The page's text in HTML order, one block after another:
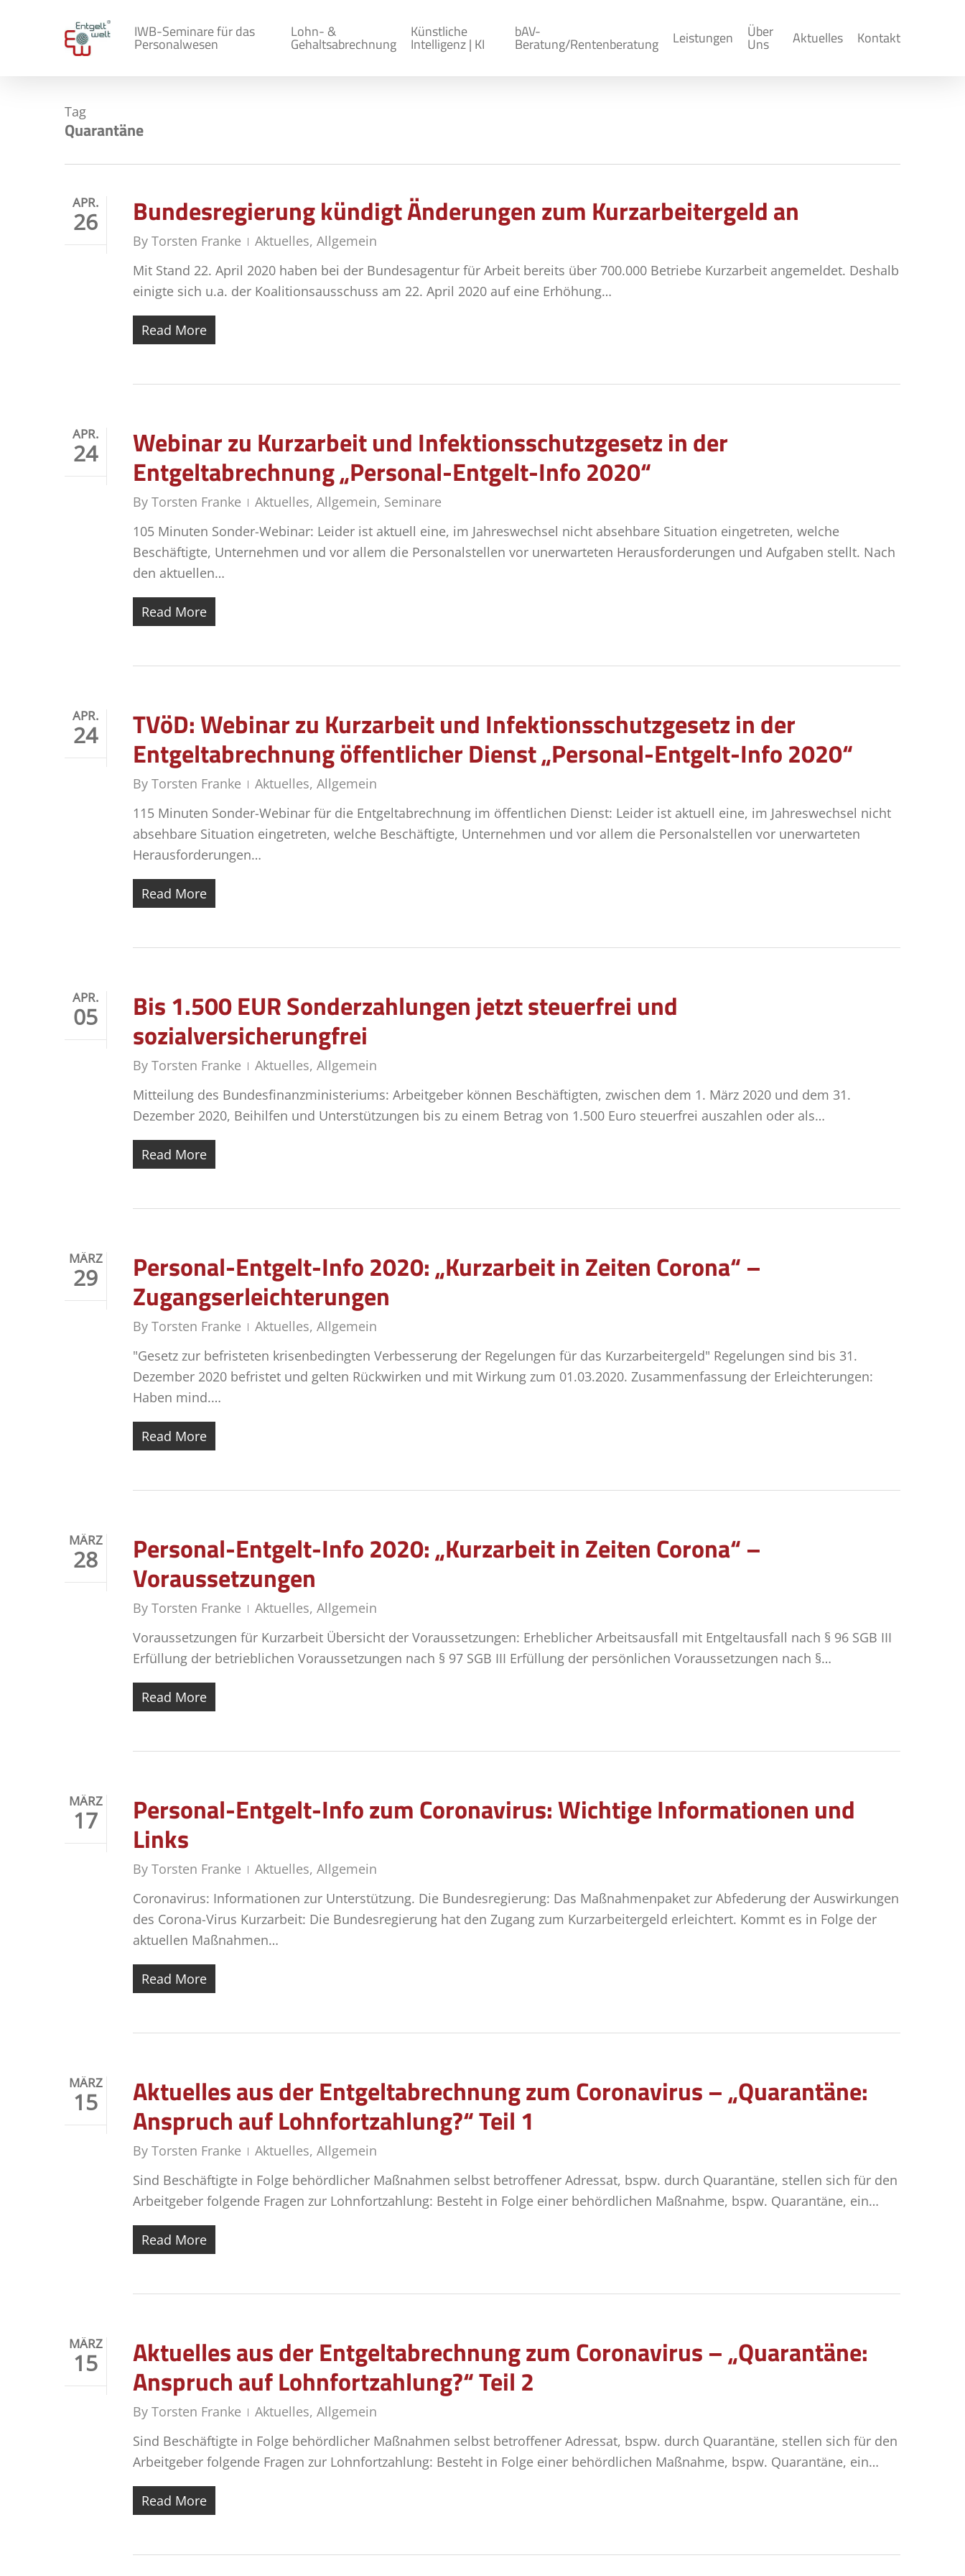
IWB-Seminare für das
Personalwesen
Lohn- &
Gehaltsabrechnung
Künstliche
Intelligenz | KI
bAV-
Beratung/Rentenberatung Leistungen Über
Uns Aktuelles Kontakt
Tag
Quarantäne
APR.
26 Bundesregierung kündigt Änderungen zum Kurzarbeitergeld an
By Torsten Franke Aktuelles, Allgemein
Mit Stand 22. April 2020 haben bei der Bundesagentur für Arbeit bereits über 700.000 Betriebe Kurzarbeit angemeldet. Deshalb
einigte sich u.a. der Koalitionsausschuss am 22. April 2020 auf eine Erhöhung…
Read More
APR.
24 Webinar zu Kurzarbeit und Infektionsschutzgesetz in der
Entgeltabrechnung „Personal-Entgelt-Info 2020“
By Torsten Franke Aktuelles, Allgemein, Seminare
105 Minuten Sonder-Webinar: Leider ist aktuell eine, im Jahreswechsel nicht absehbare Situation eingetreten, welche
Beschäftigte, Unternehmen und vor allem die Personalstellen vor unerwarteten Herausforderungen und Aufgaben stellt. Nach
den aktuellen…
Read More
APR.
24 TVöD: Webinar zu Kurzarbeit und Infektionsschutzgesetz in der
Entgeltabrechnung öffentlicher Dienst „Personal-Entgelt-Info 2020“
By Torsten Franke Aktuelles, Allgemein
115 Minuten Sonder-Webinar für die Entgeltabrechnung im öffentlichen Dienst: Leider ist aktuell eine, im Jahreswechsel nicht
absehbare Situation eingetreten, welche Beschäftigte, Unternehmen und vor allem die Personalstellen vor unerwarteten
Herausforderungen…
Read More
APR.
05 Bis 1.500 EUR Son­der­zah­lun­gen jetzt steu­er­frei und
sozialversicherungfrei
By Torsten Franke Aktuelles, Allgemein
Mitteilung des Bundesfinanzministeriums: Arbeitgeber können Beschäftigten, zwischen dem 1. März 2020 und dem 31.
Dezember 2020, Beihilfen und Unterstützungen bis zu einem Betrag von 1.500 Euro steuerfrei auszahlen oder als…
Read More
MÄRZ
29 Personal-Entgelt-Info 2020: „Kurzarbeit in Zeiten Corona“ –
Zugangserleichterungen
By Torsten Franke Aktuelles, Allgemein
"Gesetz zur befristeten krisenbedingten Verbesserung der Regelungen für das Kurzarbeitergeld" Regelungen sind bis 31.
Dezember 2020 befristet und gelten Rückwirken und mit Wirkung zum 01.03.2020. Zusammenfassung der Erleichterungen:
Haben mind.…
Read More
MÄRZ
28 Personal-Entgelt-Info 2020: „Kurzarbeit in Zeiten Corona“ –
Voraussetzungen
By Torsten Franke Aktuelles, Allgemein
Voraussetzungen für Kurzarbeit Übersicht der Voraussetzungen: Erheblicher Arbeitsausfall mit Entgeltausfall nach § 96 SGB III
Erfüllung der betrieblichen Voraussetzungen nach § 97 SGB III Erfüllung der persönlichen Voraussetzungen nach §…
Read More
MÄRZ
17 Personal-Entgelt-Info zum Coronavirus: Wichtige Informationen und
Links
By Torsten Franke Aktuelles, Allgemein
Coronavirus: Informationen zur Unterstützung. Die Bundesregierung: Das Maßnahmenpaket zur Abfederung der Auswirkungen
des Corona-Virus Kurzarbeit: Die Bundesregierung hat den Zugang zum Kurzarbeitergeld erleichtert. Kommt es in Folge der
aktuellen Maßnahmen…
Read More
MÄRZ
15 Aktuelles aus der Entgeltabrechnung zum Coronavirus – „Quarantäne:
Anspruch auf Lohnfortzahlung?“ Teil 1
By Torsten Franke Aktuelles, Allgemein
Sind Beschäftigte in Folge behördlicher Maßnahmen selbst betroffener Adressat, bspw. durch Quarantäne, stellen sich für den
Arbeitgeber folgende Fragen zur Lohnfortzahlung: Besteht in Folge einer behördlichen Maßnahme, bspw. Quarantäne, ein…
Read More
MÄRZ
15 Aktuelles aus der Entgeltabrechnung zum Coronavirus – „Quarantäne:
Anspruch auf Lohnfortzahlung?“ Teil 2
By Torsten Franke Aktuelles, Allgemein
Sind Beschäftigte in Folge behördlicher Maßnahmen selbst betroffener Adressat, bspw. durch Quarantäne, stellen sich für den
Arbeitgeber folgende Fragen zur Lohnfortzahlung: Besteht in Folge einer behördlichen Maßnahme, bspw. Quarantäne, ein…
Read More